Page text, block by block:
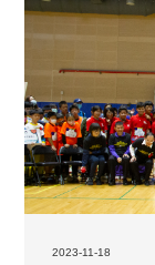
2023-11-18